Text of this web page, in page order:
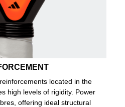
located in the
high levels of rigidity. Power
offering ideal structural